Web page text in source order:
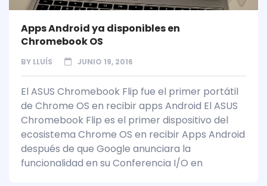
Apps Android ya disponibles en
Chromebook OS
BY LLUÍS JUNIO 19, 2016
El ASUS Chromebook Flip fue el primer portátil
de Chrome OS en recibir apps Android El ASUS
Chromebook Flip es el primer dispositivo del
ecosistema Chrome OS en recibir Apps Android
después de que Google anunciara la
funcionalidad en su Conferencia I/O en